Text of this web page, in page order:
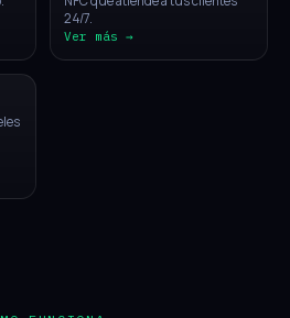
24/7.
Ver más →